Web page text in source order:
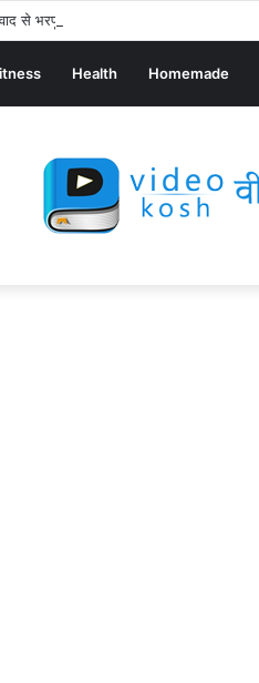
से भरपूर और स्वस्थ नाश्ता बनाएं!
Health Homemade